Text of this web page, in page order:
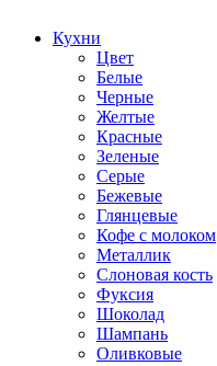
Кухни
Цвет
Белые
Черные
Желтые
Красные
Зеленые
Серые
Бежевые
Глянцевые
Кофе с молоком
Металлик
Слоновая кость
Фуксия
Шоколад
Шампань
Оливковые